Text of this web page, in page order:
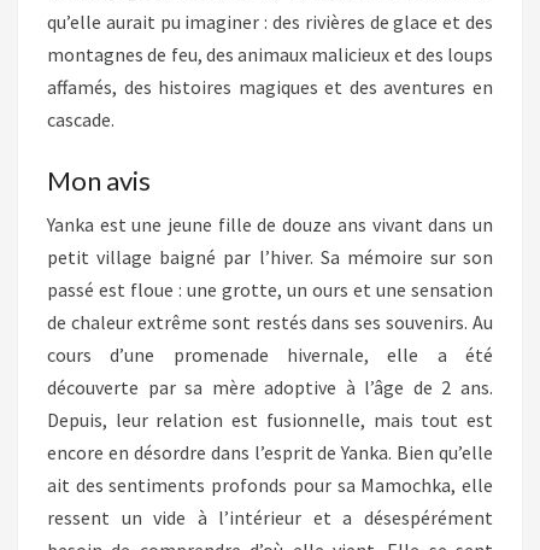
qu’elle aurait pu imaginer : des rivières de glace et des
montagnes de feu, des animaux malicieux et des loups
affamés, des histoires magiques et des aventures en
cascade.
Mon avis
Yanka est une jeune fille de douze ans vivant dans un
petit village baigné par l’hiver. Sa mémoire sur son
passé est floue : une grotte, un ours et une sensation
de chaleur extrême sont restés dans ses souvenirs. Au
cours d’une promenade hivernale, elle a été
découverte par sa mère adoptive à l’âge de 2 ans.
Depuis, leur relation est fusionnelle, mais tout est
encore en désordre dans l’esprit de Yanka. Bien qu’elle
ait des sentiments profonds pour sa Mamochka, elle
ressent un vide à l’intérieur et a désespérément